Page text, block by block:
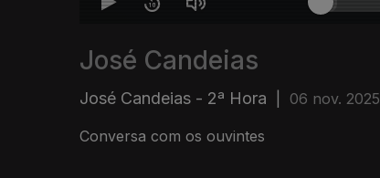
José Candeias
José Candeias - 2ª Hora 06 nov. 2025
Conversa com os ouvintes